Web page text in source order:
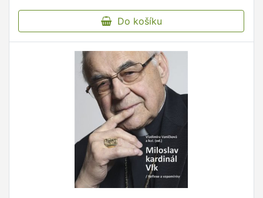
Do košíku